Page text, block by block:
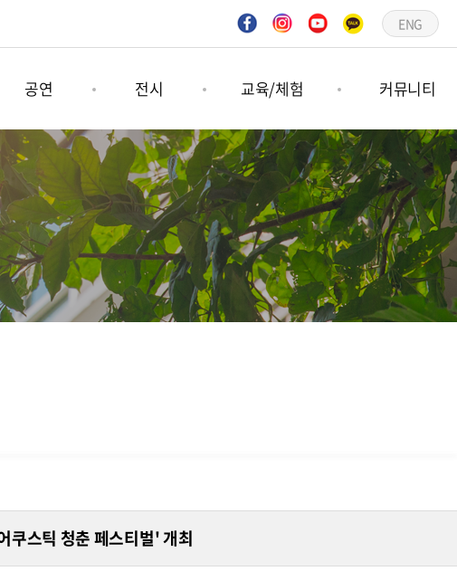
ENG
공연
기획공연
상설공연
전시
기획전시
상설전시
교육/체험
숲프로그램
그림책프로그램
커뮤니티
공지사항
언론보도
문의하기
갤러리
일정
스틱 청춘 페스티벌' 개최